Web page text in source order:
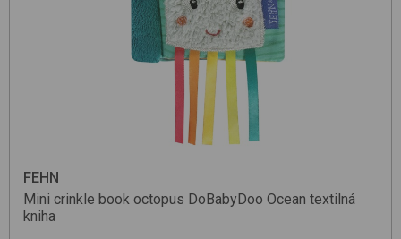
FEHN
Mini crinkle book octopus DoBabyDoo Ocean textilná
kniha